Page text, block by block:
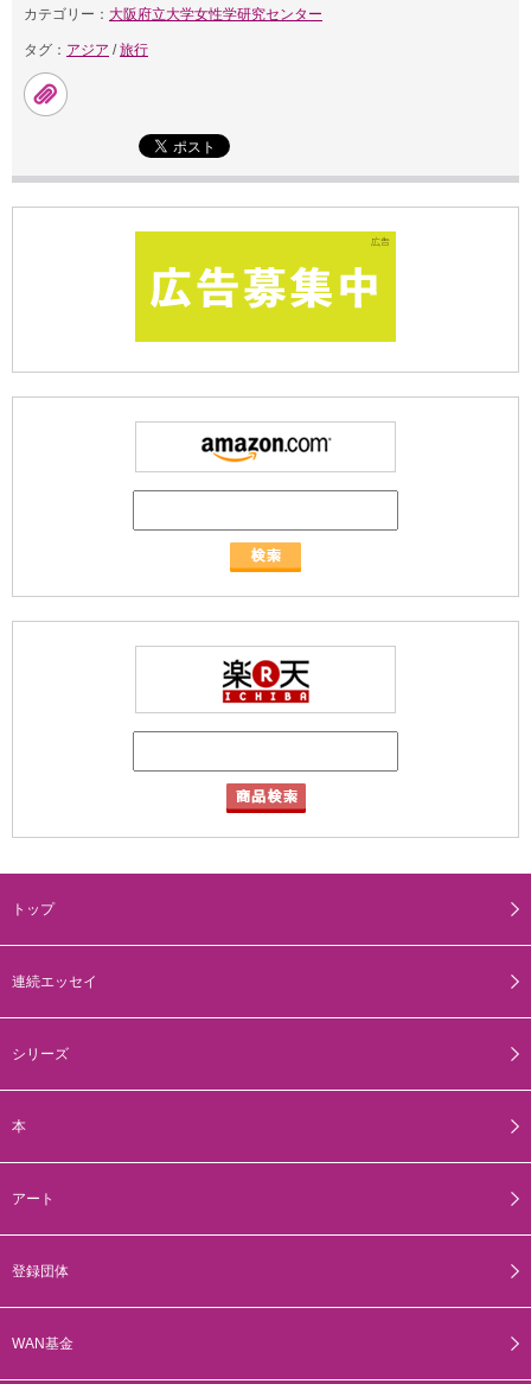
カテゴリー： 大阪府立大学女性学研究センター
タグ： アジア /旅行
トップ
連続エッセイ
シリーズ
本
アート
登録団体
WAN基金